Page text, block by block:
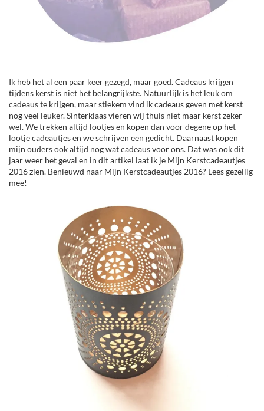
Ik heb het al een paar keer gezegd, maar goed. Cadeaus krijgen
tijdens kerst is niet het belangrijkste. Natuurlijk is het leuk om
cadeaus te krijgen, maar stiekem vind ik cadeaus geven met kerst
nog veel leuker. Sinterklaas vieren wij thuis niet maar kerst zeker
wel. We trekken altijd lootjes en kopen dan voor degene op het
lootje cadeautjes en we schrijven een gedicht. Daarnaast kopen
mijn ouders ook altijd nog wat cadeaus voor ons. Dat was ook dit
jaar weer het geval en in dit artikel laat ik je Mijn Kerstcadeautjes
2016 zien. Benieuwd naar Mijn Kerstcadeautjes 2016? Lees gezellig
mee!